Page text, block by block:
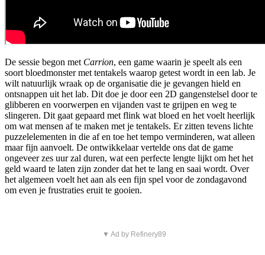
De sessie begon met Carrion, een game waarin je speelt als een
soort bloedmonster met tentakels waarop getest wordt in een lab. Je
wilt natuurlijk wraak op de organisatie die je gevangen hield en
ontsnappen uit het lab. Dit doe je door een 2D gangenstelsel door te
glibberen en voorwerpen en vijanden vast te grijpen en weg te
slingeren. Dit gaat gepaard met flink wat bloed en het voelt heerlijk
om wat mensen af te maken met je tentakels. Er zitten tevens lichte
puzzelelementen in die af en toe het tempo verminderen, wat alleen
maar fijn aanvoelt. De ontwikkelaar vertelde ons dat de game
ongeveer zes uur zal duren, wat een perfecte lengte lijkt om het het
geld waard te laten zijn zonder dat het te lang en saai wordt. Over
het algemeen voelt het aan als een fijn spel voor de zondagavond
om even je frustraties eruit te gooien.
▼ Ad by Refinery89